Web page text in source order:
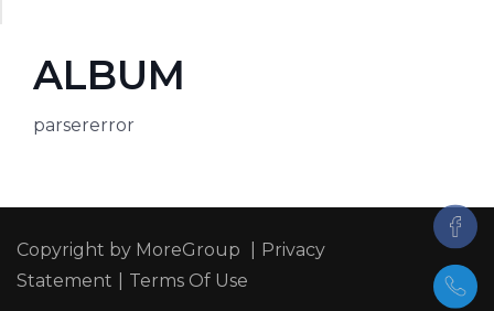
ALBUM
parsererror
Copyright by MoreGroup
Privacy
Statement
Terms Of Use